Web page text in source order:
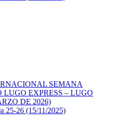
SEMANA
LUGO EXPRESS – LUGO
DE 2026)
25-26 (15/11/2025)